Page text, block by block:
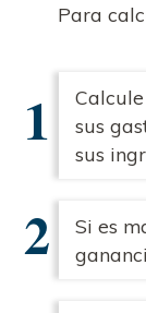
Para
sus
sus
Si es